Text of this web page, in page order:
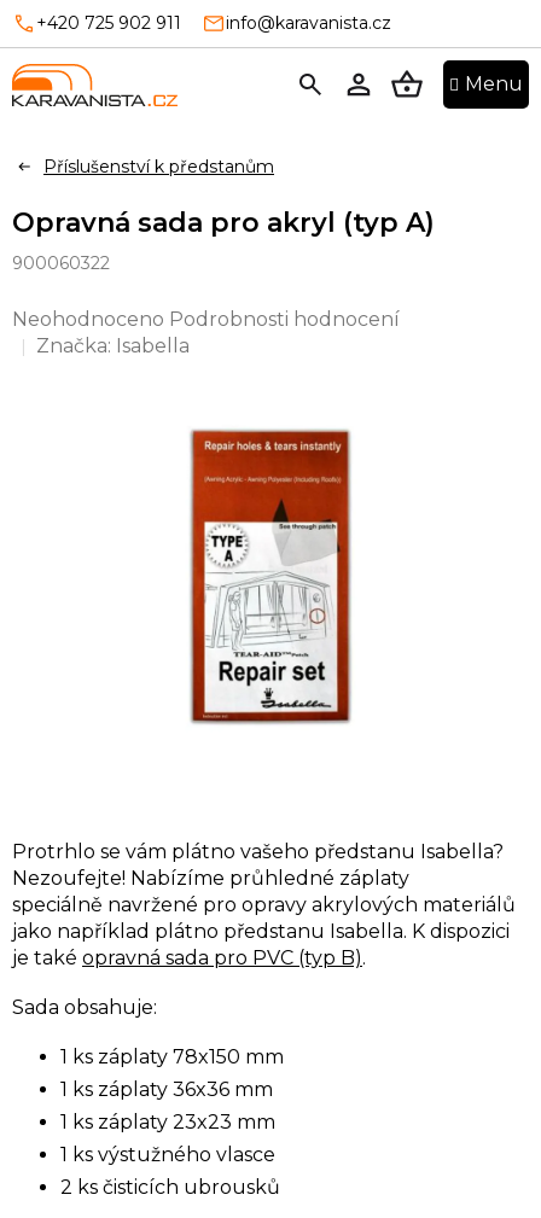
Přejít
obsah
+420 725 902 911 info@karavanista.cz
Příslušenství k předstanům
Opravná sada pro akryl (typ A)
900060322
Průměrné
hodnocení
Neohodnoceno Podrobnosti hodnocení
Značka: Isabella
Protrhlo se vám plátno vašeho předstanu Isabella?
Nezoufejte! Nabízíme průhledné záplaty
speciálně navržené pro opravy akrylových materiálů
jako například plátno předstanu Isabella. K dispozici
je také opravná sada pro PVC (typ B).
Sada obsahuje:
1 ks záplaty 78x150 mm
1 ks záplaty 36x36 mm
1 ks záplaty 23x23 mm
1 ks výstužného vlasce
2 ks čisticích ubrousků